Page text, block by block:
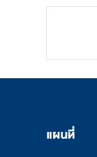
แผนที่